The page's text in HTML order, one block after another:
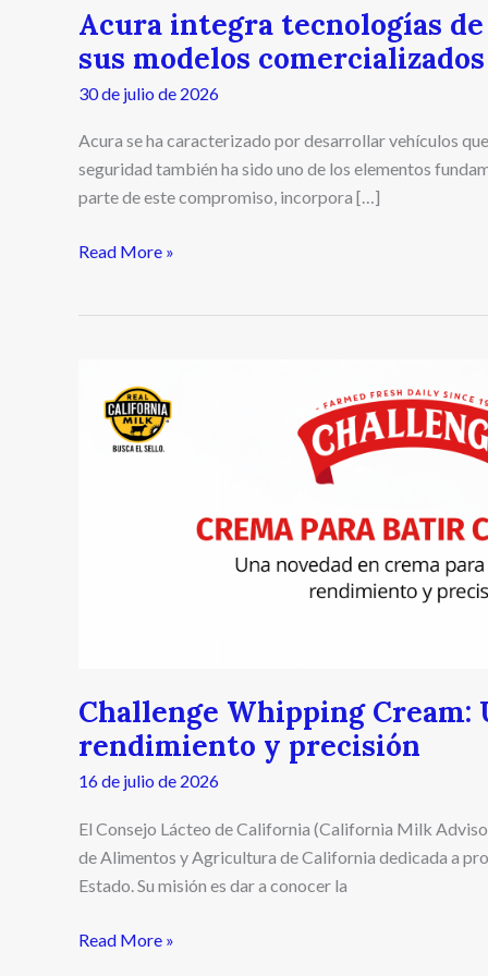
Acura integra tecnologías
sus modelos
30 de julio de 2026
Acura se ha caracterizado por desarrollar vehículos
seguridad también ha sido uno de los elementos
parte de este compromiso, incorpora […]
Read More »
Challenge Whipping Cream:
rendimiento y precisión
16 de julio de 2026
El Consejo Lácteo de California (California Milk
de Alimentos y Agricultura de California dedicada a
Estado. Su misión es dar a conocer la
Whipping
Cream:
Read More »